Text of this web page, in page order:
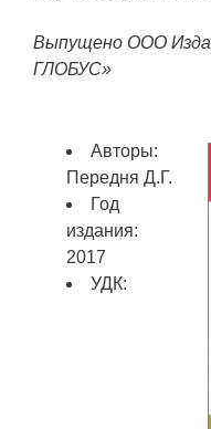
Выпущено ООО
ГЛОБУС»
Авторы:
Передня Д.Г.
Год
издания:
2017
УДК: